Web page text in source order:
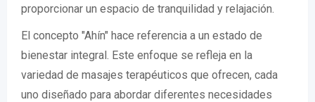
proporcionar un espacio de tranquilidad y relajación.
El concepto "Ahín" hace referencia a un estado de
bienestar integral. Este enfoque se refleja en la
variedad de masajes terapéuticos que ofrecen, cada
uno diseñado para abordar diferentes necesidades